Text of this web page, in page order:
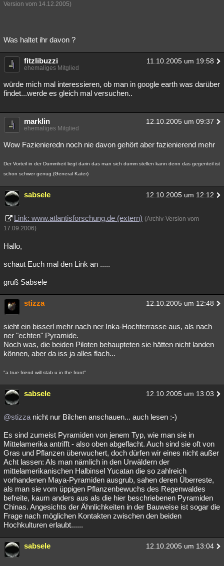
Version vom 14.12.2005)
Was haltet ihr davon ?
fitzlibuzzi 11.10.2005 um 19:58
ehemaliges Mitglied
würde mich mal interessieren, ob man in google earth was darüber
findet...werde es gleich mal versuchen..
marklin 12.10.2005 um 09:37
ehemaliges Mitglied
Wow Fazienieredn noch nie davon gehört aber fazienierend mehr
Der Vorteil in der Dummheit liegt darin das man sich dumm stellen kann denn das gegenteil ist
schon schwer genug.(General Kater)
sabsele 12.10.2005 um 12:12
Link: www.atlantisforschung.de (extern) (Archiv-Version vom
17.09.2006)
Hallo,
schaut Euch mal den Link an .....
gruß Sabsele
stizza 12.10.2005 um 12:48
sieht ein bisserl mehr nach ner Inka-Hochterrasse aus, als nach
ner "echten" Pyramide.
Noch was, die beiden Piloten behaupteten sie hätten nicht landen
können, aber da iss ja alles flach...
"a true friend will stab u in the front"
sabsele 12.10.2005 um 13:03
@stizza nicht nur Bilchen anschauen... auch lesen :-)
Es sind zumeist Pyramiden von jenem Typ, wie man sie in
Mittelamerika antrifft - also oben abgeflacht. Auch sind sie oft von
Gras und Pflanzen überwuchert, doch dürfen wir eines nicht außer
Acht lassen: Als man nämlich in den Urwäldern der
mittelamerikanischen Halbinsel Yucatan die so zahlreich
vorhandenen Maya-Pyramiden ausgrub, sahen deren Überreste,
als man sie vom üppigen Pflanzen­bewuchs des Regenwaldes
befreite, kaum anders aus als die hier beschriebenen Pyramiden
Chinas. Angesichts der Ähnlichkeiten in der Bauweise ist sogar die
Frage nach möglichen Kontakten zwischen den beiden
Hochkulturen erlaubt......
sabsele 12.10.2005 um 13:04